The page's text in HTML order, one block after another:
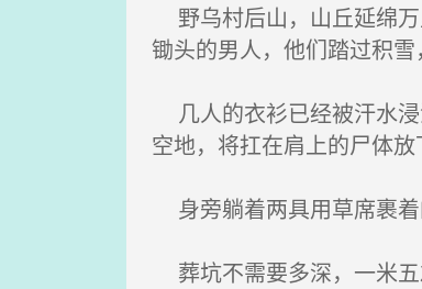
野乌村后山，山丘延绵
锄头的男人，他们踏过积雪
几人的衣衫已经被汗水
空地，将扛在肩上的尸体
身旁躺着两具用草席裹着
葬坑不需要多深，一米五